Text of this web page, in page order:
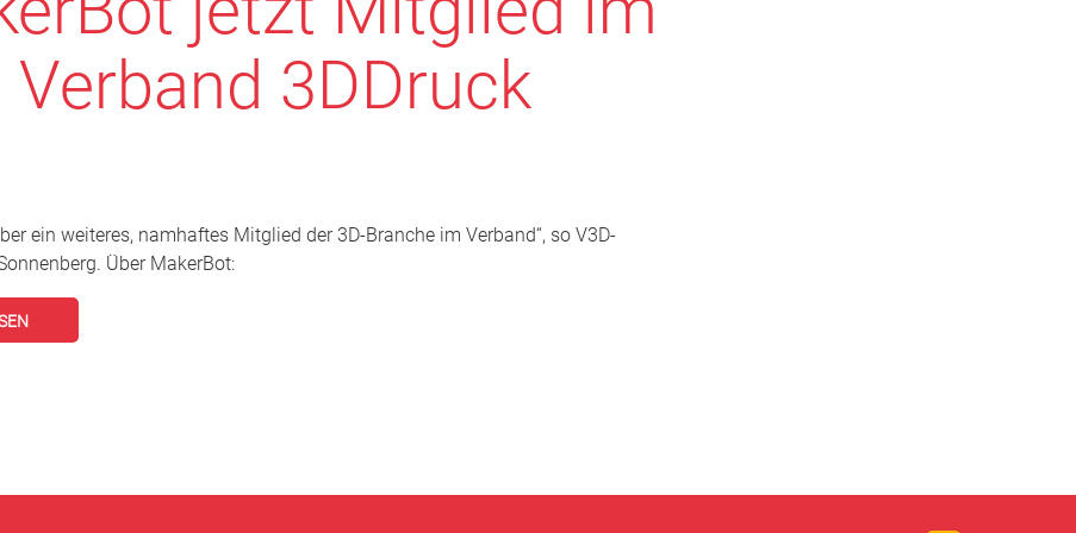
Verband 3DDruck
ein weiteres, namhaftes Mitglied der 3D-Branche im Verband“, so V3D-
Über MakerBot: